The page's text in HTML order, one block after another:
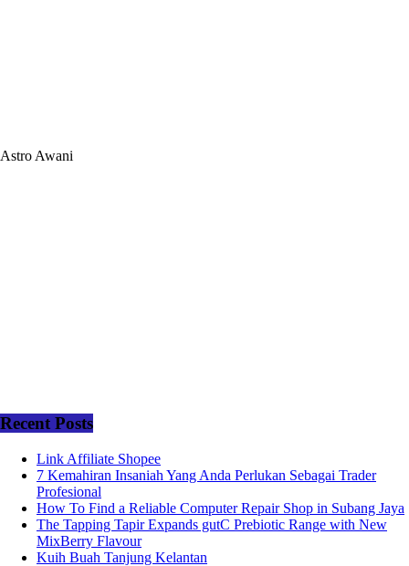
Astro Awani
Recent Posts
Link Affiliate Shopee
7 Kemahiran Insaniah Yang Anda Perlukan Sebagai Trader
Profesional
How To Find a Reliable Computer Repair Shop in Subang Jaya
The Tapping Tapir Expands gutC Prebiotic Range with New
MixBerry Flavour
Kuih Buah Tanjung Kelantan